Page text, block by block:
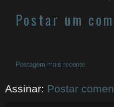
Postar um
Postagem mais recente
Assinar: Postar